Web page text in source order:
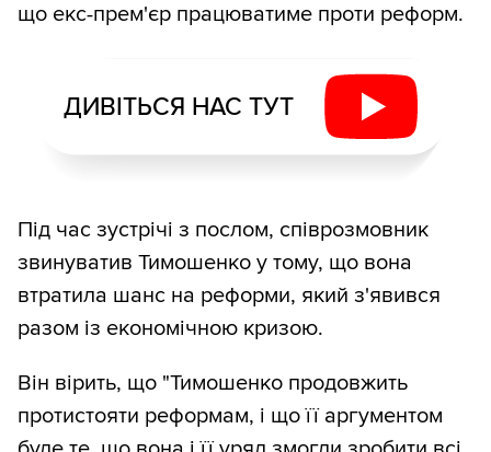
що екс-прем'єр працюватиме проти реформ.
ДИВІТЬСЯ НАС ТУТ
Під час зустрічі з послом, співрозмовник
звинуватив Тимошенко у тому, що вона
втратила шанс на реформи, який з'явився
разом із економічною кризою.
Він вірить, що "Тимошенко продовжить
протистояти реформам, і що її аргументом